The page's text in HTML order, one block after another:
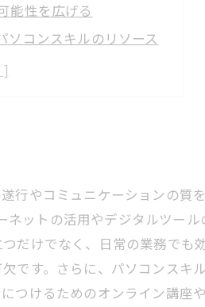
能性を広げる
ソコンスキルのリソース
のスキル向上法
行やコミュニケーションの質
ットの活用やデジタルツー
だけでなく、日常の業務でも
です。さらに、パソコンスキ
つけるためのオンライン講座